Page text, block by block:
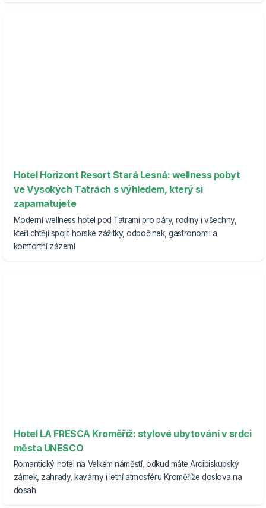
Hotel Horizont Resort Stará Lesná: wellness pobyt
ve Vysokých Tatrách s výhledem, který si
zapamatujete
Moderní wellness hotel pod Tatrami pro páry, rodiny i všechny,
kteří chtějí spojit horské zážitky, odpočinek, gastronomii a
komfortní zázemí
Hotel LA FRESCA Kroměříž: stylové ubytování v srdci
města UNESCO
Romantický hotel na Velkém náměstí, odkud máte Arcibiskupský
zámek, zahrady, kavárny i letní atmosféru Kroměříže doslova na
dosah